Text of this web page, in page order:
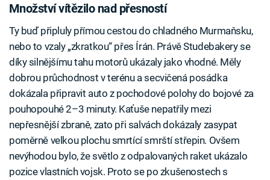
Množství vítězilo nad přesností
Ty buď připluly přímou cestou do chladného Murmaňsku,
nebo to vzaly „zkratkou“ přes Írán. Právě Studebakery se
díky silnějšímu tahu motorů ukázaly jako vhodné. Měly
dobrou průchodnost v terénu a secvičená posádka
dokázala připravit auto z pochodové polohy do bojové za
pouhopouhé 2–3 minuty. Kaťuše nepatřily mezi
nepřesnější zbraně, zato při salvách dokázaly zasypat
poměrně velkou plochu smrtící smrští střepin. Ovšem
nevýhodou bylo, že světlo z odpalovaných raket ukázalo
pozice vlastních vojsk. Proto se po zkušenostech s